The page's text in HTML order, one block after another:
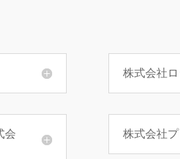
会
株式会社
株式会社